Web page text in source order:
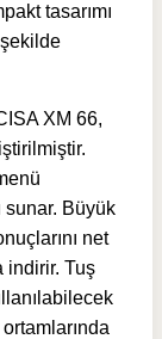
tasarımı
XM 66,
sunar. Büyük
net
indirir. Tuş